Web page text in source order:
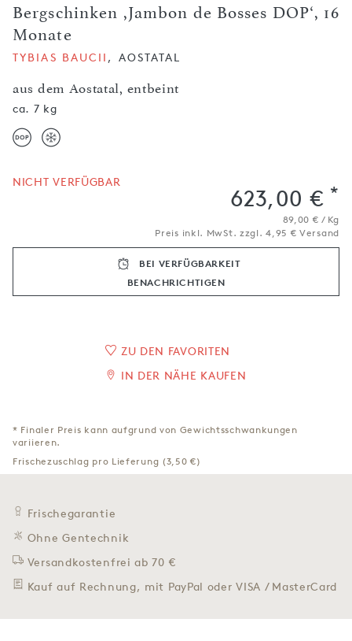
Bergschinken ,Jambon de Bosses DOP‘, 16
Monate
aus dem Aostatal, entbeint
TYBIAS BAUCII , AOSTATAL
ca. 7 kg
NICHT VERFÜGBAR
623,00 € *
89,00 € / Kg
Preis inkl. MwSt. zzgl. 4,95 € Versand
BEI VERFÜGBARKEIT
BENACHRICH­TIGEN
ZU DEN FAVORITEN
IN DER NÄHE KAUFEN
* Finaler Preis kann aufgrund von Gewichtsschwankungen
variieren.
Frischezuschlag pro Lieferung (3,50 €)
Frischegarantie
Ohne Gentechnik
Versandkostenfrei ab 70 €
Kauf auf Rechnung, mit PayPal oder VISA / MasterCard